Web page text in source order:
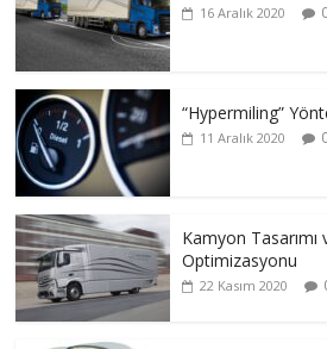
16 Aralık 2020
“Hypermiling”
11 Aralık 2020
Kamyon Tasarımı
Optimizasyonu
22 Kasım 2020